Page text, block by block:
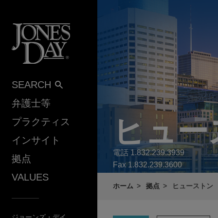
SEARCH
弁護士等
プラクティス
インサイト
拠点
VALUES
ヒュ
電話 1.832.239.3939
Fax 1.832.239.3600
ホーム 拠点 ヒューストン